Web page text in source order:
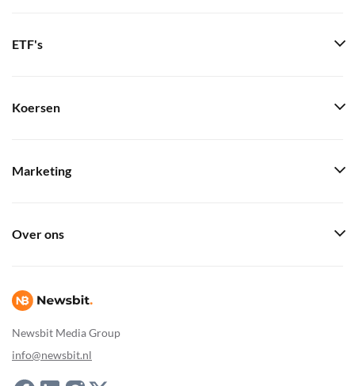
Newsbit Media Group
info@newsbit.nl
ETF's
Koersen
Marketing
Over ons